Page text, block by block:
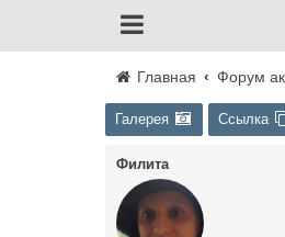
Главная Форум
Галерея Ссылка
Филита